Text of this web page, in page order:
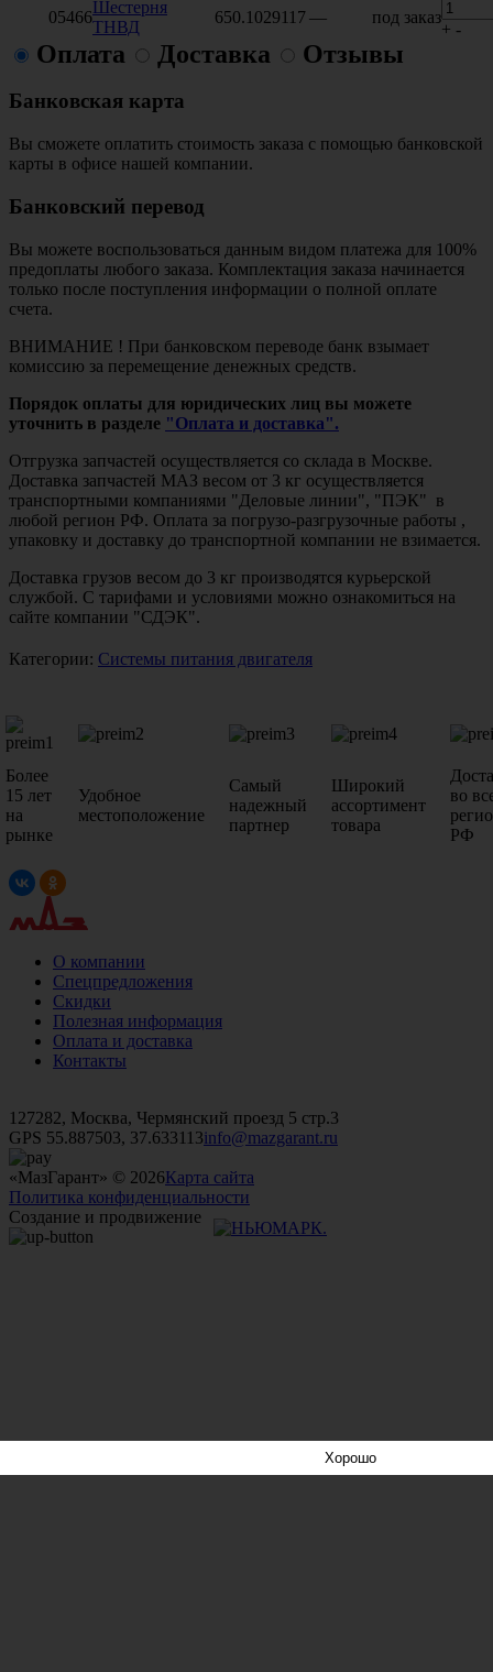
05466
Шестерня
ТНВД
650.1029117— под заказ
+ -
Оплата Доставка Отзывы
Банковская карта
Вы сможете оплатить стоимость заказа с помощью банковской
карты в офисе нашей компании.
Банковский перевод
Вы можете воспользоваться данным видом платежа для 100%
предоплаты любого заказа. Комплектация заказа начинается
только после поступления информации о полной оплате
счета.
ВНИМАНИЕ ! При банковском переводе банк взымает
комиссию за перемещение денежных средств.
Порядок оплаты для юридических лиц вы можете
уточнить в разделе "Оплата и доставка".
Отгрузка запчастей осуществляется со склада в Москве.
Доставка запчастей МАЗ весом от 3 кг осуществляется
транспортными компаниями "Деловые линии", "ПЭК" в
любой регион РФ. Оплата за погрузо-разгрузочные работы ,
упаковку и доставку до транспортной компании не взимается.
Доставка грузов весом до 3 кг производятся курьерской
службой. С тарифами и условиями можно ознакомиться на
сайте компании "СДЭК".
Категории: Системы питания двигателя
Более
15 лет
на
рынке
Удобное
местоположение
Самый
надежный
партнер
Широкий
ассортимент
товара
во
РФ
О компании
Спецпредложения
Скидки
Полезная информация
Оплата и доставка
Контакты
127282, Москва, Чермянский проезд 5 стр.3
GPS 55.887503, 37.633113info@mazgarant.ru
«МазГарант» © 2026Карта сайта
Политика конфиденциальности
Создание и продвижение
Хорошо